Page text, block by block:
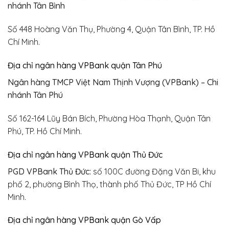
nhánh Tân Bình
Số 448 Hoàng Văn Thụ, Phường 4, Quận Tân Bình, TP. Hồ
Chí Minh.
Địa chỉ ngân hàng VPBank quận Tân Phú
Ngân hàng TMCP Việt Nam Thịnh Vượng (VPBank) – Chi
nhánh Tân Phú
Số 162-164 Lũy Bán Bích, Phường Hòa Thạnh, Quận Tân
Phú, TP. Hồ Chí Minh.
Địa chỉ ngân hàng VPBank quận Thủ Đức
PGD VPBank Thủ Đức: số 100C đường Đặng Văn Bi, khu
phố 2, phường Bình Thọ, thành phố Thủ Đức, TP Hồ Chí
Minh.
Địa chỉ ngân hàng VPBank quận Gò Vấp